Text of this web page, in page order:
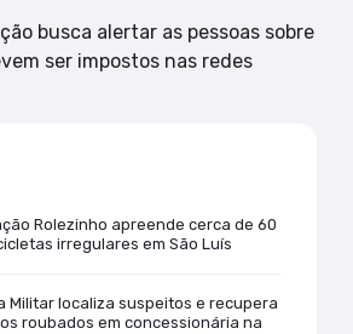
busca alertar as pessoas sobre
ser impostos nas redes
Rolezinho apreende cerca de 60
irregulares em São Luís
Militar localiza suspeitos e recupera
roubados em concessionária na